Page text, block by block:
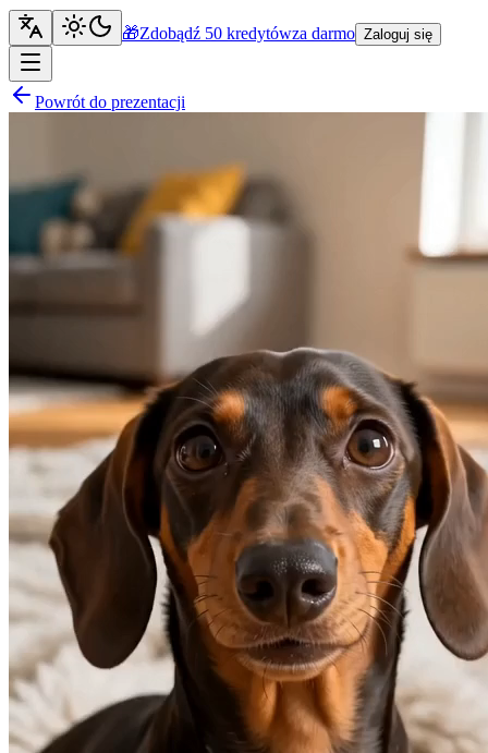
🎁Zdobądź 50 kredytówza darmo Zaloguj się
Powrót do prezentacji